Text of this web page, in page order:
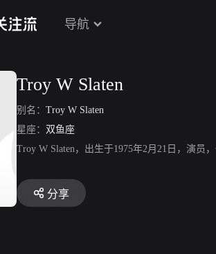
导航
Troy W Slaten
别名： Troy W Slaten
星座： 双鱼座
Troy W Slaten，出生于1975年2月21日，演员
分享